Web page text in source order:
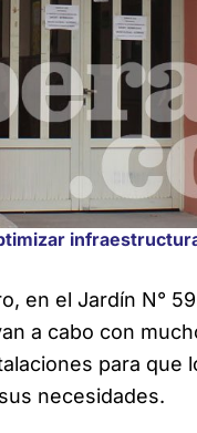
en el Jardín N°
a cabo con
para que
necesidades.